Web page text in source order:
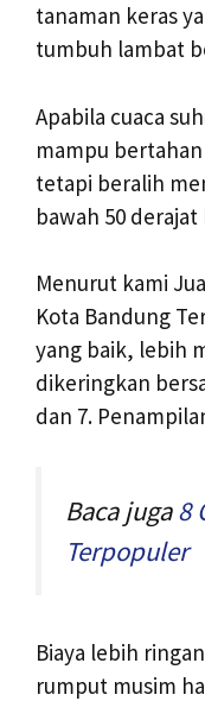
tanaman keras
tumbuh lambat
Apabila cuaca
mampu
tetapi beralih
bawah 50 derajat
Menurut kami
Kota Bandung
yang baik, lebih
dikeringkan
dan 7.
Baca juga8
Terpopuler
Biaya lebih
rumput musim